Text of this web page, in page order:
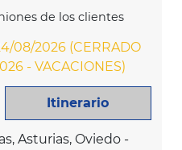
de los clientes
08/2026 (CERRADO
- VACACIONES)
Itinerario
Asturias, Oviedo -